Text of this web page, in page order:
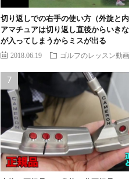
切り返しでの右手の使い方（外旋と
アマチュアは切り返し直後からいき
が入ってしまうからミスが出る
2018.06.19 ゴルフのレッスン動画